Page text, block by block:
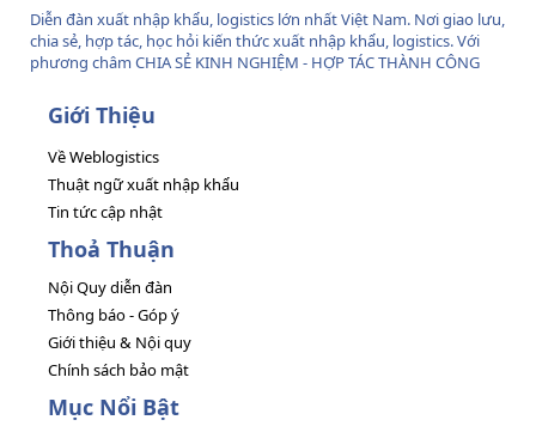
Diễn đàn xuất nhập khẩu, logistics lớn nhất Việt Nam. Nơi giao lưu,
chia sẻ, hợp tác, học hỏi kiến thức xuất nhập khẩu, logistics. Với
phương châm CHIA SẺ KINH NGHIỆM - HỢP TÁC THÀNH CÔNG
Giới Thiệu
Về Weblogistics
Thuật ngữ xuất nhập khẩu
Tin tức cập nhật
Thoả Thuận
Nội Quy diễn đàn
Thông báo - Góp ý
Giới thiệu & Nội quy
Chính sách bảo mật
Mục Nổi Bật